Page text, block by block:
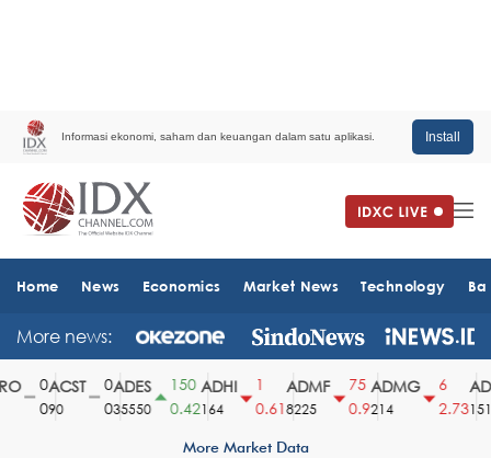
Informasi ekonomi, saham dan keuangan dalam satu aplikasi. Install
Home News Economics Market News Technology
More news:
ACST
90
ADES
35550
150
0.42
ADHI
164
0.61
ADMF
8225
75
0.9
ADMG
214
2.731510
More Market Data